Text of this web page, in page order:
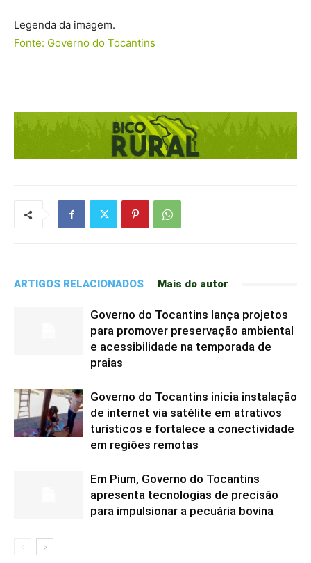
Legenda da imagem.
Fonte: Governo do Tocantins
ARTIGOS RELACIONADOS Mais do autor
Governo do Tocantins lança projetos
para promover preservação ambiental
e acessibilidade na temporada de
praias
Governo do Tocantins inicia instalação
de internet via satélite em atrativos
turísticos e fortalece a conectividade
em regiões remotas
Em Pium, Governo do Tocantins
apresenta tecnologias de precisão
para impulsionar a pecuária bovina